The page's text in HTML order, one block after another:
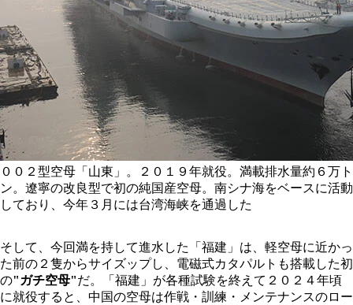
００２型空母「山東」。２０１９年就役。満載排水量約６万ト
ン。遼寧の改良型で初の純国産空母。南シナ海をベースに活動
しており、今年３月には台湾海峡を通過した
そして、今回満を持して進水した「福建」は、軽空母に近かっ
た前の２隻からサイズップし、電磁式カタパルトも搭載した初
の"ガチ空母"だ。「福建」が各種試験を終えて２０２４年頃
に就役すると、中国の空母は作戦・訓練・メンテナンスのロー